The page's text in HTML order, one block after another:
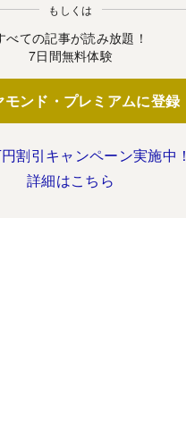
もしくは
べての記事が読み放題！
7日間無料体験
モンド・プレミアムに登録
割引キャンペーン実施中！
詳細はこちら